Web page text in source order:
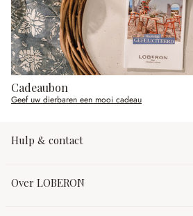
Cadeaubon
Geef uw dierbaren een mooi cadeau
Hulp & contact
Over LOBERON